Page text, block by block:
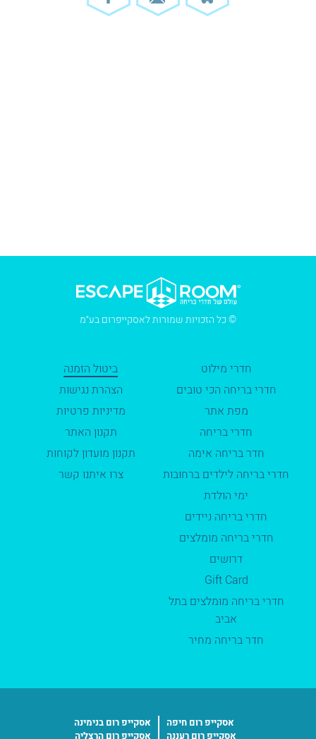
© כל הזכויות שמורות לאסקייפרום בע״מ
ביטול הזמנה
הצהרת נגישות
מדיניות פרטיות
תקנון האתר
תקנון מועדון לקוחות
צרו איתנו קשר
חדרי מילוט
חדרי בריחה הכי טובים
מפת אתר
חדרי בריחה
חדר בריחה אימה
חדרי בריחה לילדים ברחובות
ימי הולדת
חדרי בריחה ניידים
חדרי בריחה מומלצים
דרושים
Gift Card
חדרי בריחה מומלצים בתל
אביב
חדר בריחה מחיר
אסקייפ רום חיפה
אסקייפ רום בנימינה
אסקייפ רום רעננה
אסקייפ רום הרצליה